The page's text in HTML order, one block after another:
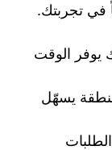
في تجربتك.
يوفر الوقت
يسهّل